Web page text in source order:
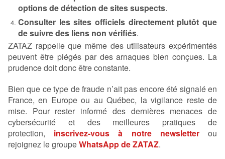
options de détection de sites suspects.
Consulter les sites officiels directement plutôt que
de suivre des liens non vérifiés.
ZATAZ rappelle que même des utilisateurs expérimentés
peuvent être piégés par des arnaques bien conçues. La
prudence doit donc être constante.
Bien que ce type de fraude n’ait pas encore été signalé en
France, en Europe ou au Québec, la vigilance reste de
mise. Pour rester informé des dernières menaces de
cybersécurité et des meilleures pratiques de
protection, inscrivez-vous à notre newsletterou
rejoignez le groupeWhatsApp de ZATAZ.